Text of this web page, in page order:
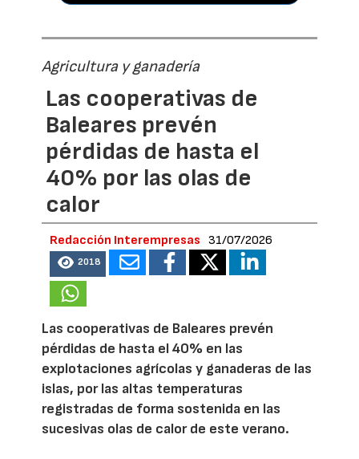
Agricultura y ganadería
Las cooperativas de
Baleares prevén
pérdidas de hasta el
40% por las olas de
calor
Redacción Interempresas 31/07/2026
2018
Las cooperativas de Baleares prevén
pérdidas de hasta el 40% en las
explotaciones agrícolas y ganaderas de las
islas, por las altas temperaturas
registradas de forma sostenida en las
sucesivas olas de calor de este verano.